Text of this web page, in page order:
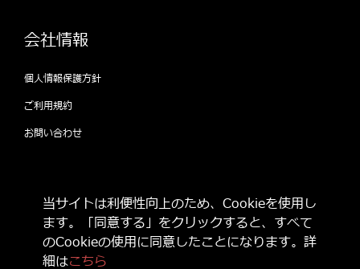
当サイトは利便性向上のため、Cookieを使用し
ます。「同意する」をクリックすると、すべて
のCookieの使用に同意したことになります。詳
細はこちら
会社情報
個人情報保護方針
ご利用規約
お問い合わせ
公式SNSをフォローして 最新情報をゲット
しよう！